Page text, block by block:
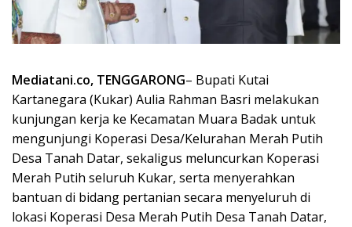
Mediatani.co, TENGGARONG– Bupati Kutai
Kartanegara (Kukar) Aulia Rahman Basri melakukan
kunjungan kerja ke Kecamatan Muara Badak untuk
mengunjungi Koperasi Desa/Kelurahan Merah Putih
Desa Tanah Datar, sekaligus meluncurkan Koperasi
Merah Putih seluruh Kukar, serta menyerahkan
bantuan di bidang pertanian secara menyeluruh di
lokasi Koperasi Desa Merah Putih Desa Tanah Datar,